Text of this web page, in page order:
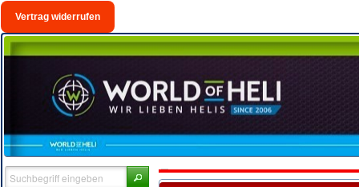
Vertrag widerrufen